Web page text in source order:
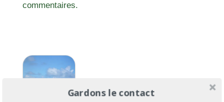
commentaires.
Gardons le contact